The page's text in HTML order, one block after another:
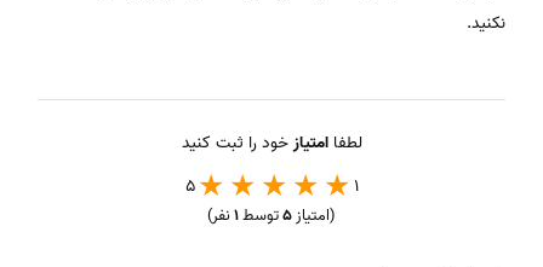
نكنيد.
لطفاامتیازخود را ثبت کنید
1
5
(امتیاز5توسط1نفر)